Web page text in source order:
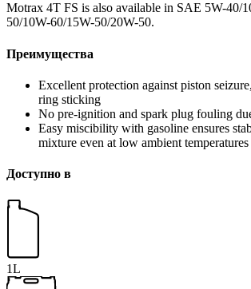
Motrax 4T FS is also available in SAE 5W-40/
50/10W-60/15W-50/20W-50.
Преимущества
Excellent protection against piston
ring sticking
No pre-ignition and spark plug fouling
Easy miscibility with gasoline ensures
mixture even at low ambient temperatures
Доступно в
1L